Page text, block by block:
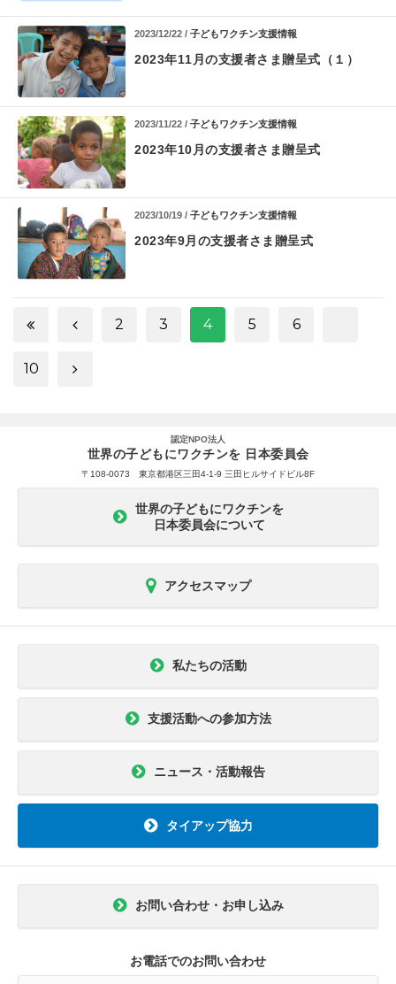
2023/12/22 /子どもワクチン支援情報
2023年11月の支援者さま贈呈式（１）
2023/11/22 /子どもワクチン支援情報
2023年10月の支援者さま贈呈式
2023/10/19 /子どもワクチン支援情報
2023年9月の支援者さま贈呈式
2 3 4 5 6
10
認定NPO法人
世界の子どもにワクチンを 日本委員会
〒108-0073 東京都港区三田4-1-9 三田ヒルサイドビル8F
世界の子どもにワクチンを
日本委員会について
アクセスマップ
私たちの活動
支援活動への参加方法
ニュース・活動報告
タイアップ協力
お問い合わせ・お申し込み
お電話でのお問い合わせ